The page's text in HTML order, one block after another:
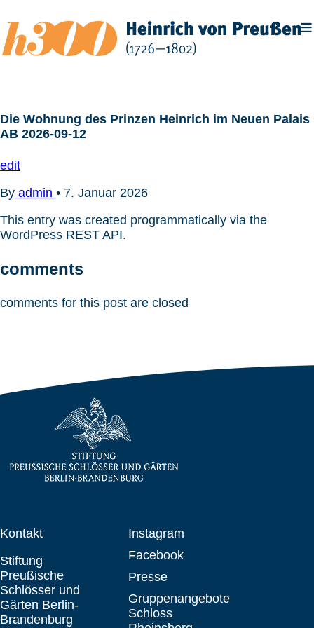
Inhalt
springen
Die Wohnung des Prinzen Heinrich im Neuen Palais
AB 2026-09-12
edit
By admin • 7. Januar 2026
This entry was created programmatically via the
WordPress REST API.
comments
comments for this post are closed
Kontakt
Stiftung
Preußische
Schlösser und
Gärten Berlin-
Brandenburg
Instagram
Facebook
Presse
Gruppenangebote
Schloss